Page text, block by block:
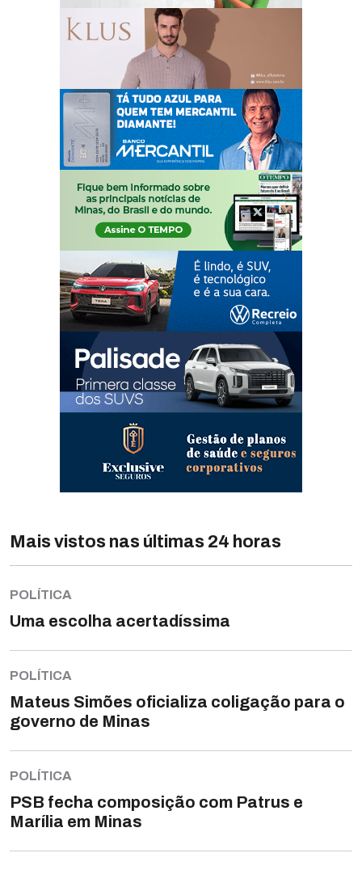
Mais vistos nas últimas 24 horas
POLÍTICA
Uma escolha acertadíssima
POLÍTICA
Mateus Simões oficializa coligação para o
governo de Minas
POLÍTICA
PSB fecha composição com Patrus e
Marília em Minas